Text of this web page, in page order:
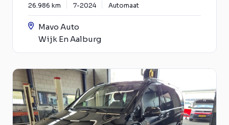
26.986 km 7-2024 Automaat
Mavo Auto
Wijk En Aalburg